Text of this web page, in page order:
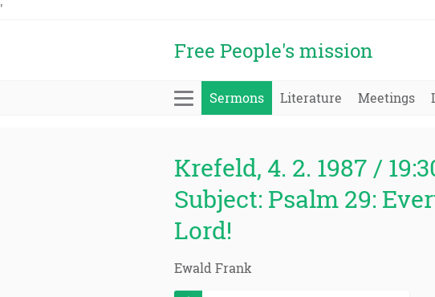
'
Free People's mission
Sermons Literature Meetings
Krefeld, 4. 2. 1987 /
Subject: Psalm 29:
Lord!
Ewald Frank